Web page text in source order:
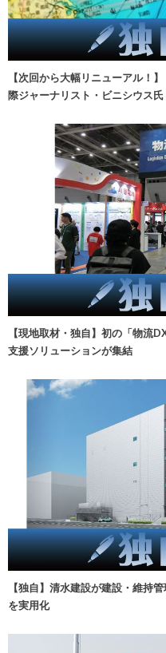
【次回から大幅リニューアル！
際ジャーナリスト・ビニシウス氏
【現地取材・独自】初の「物流
支援ソリューションが集結
【独自】清水建設が建設・維持
を実用化